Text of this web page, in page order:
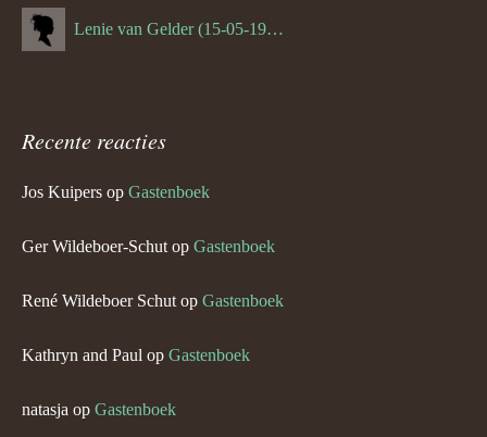
Lenie van Gelder (15-05-1970)
Recente reacties
Jos Kuipers op Gastenboek
Ger Wildeboer-Schut op Gastenboek
René Wildeboer Schut op Gastenboek
Kathryn and Paul op Gastenboek
natasja op Gastenboek